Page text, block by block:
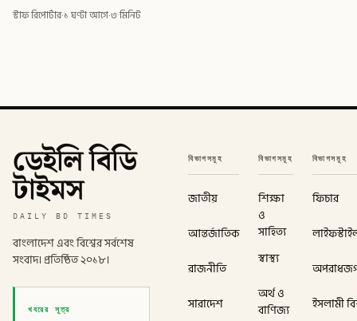
স্টাফ রিপোর্টার·১ ঘণ্টা আগে·৩ মিনিট
ডেইলি বিডি
টাইমস
DAILY BD TIMES
বাংলাদেশ এবং বিশ্বের সর্বশেষ
সংবাদ। প্রতিষ্ঠিত ২০১৮।
খবরের সূত্র
বিভাগসমূহ
জাতীয়
আন্তর্জাতিক
রাজনীতি
সারাদেশ
বিভাগসমূহ
শিক্ষা
ও
সাহিত্য
স্বাস্থ্য
অর্থ ও
বাণিজ্য
বিভাগসমূহ
ফিচার
ইসলামী